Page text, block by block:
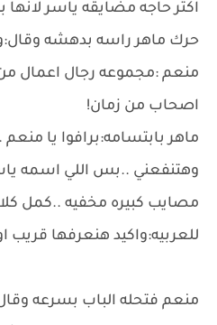
اكتر حاجه مضايقه ياسر
حرك ماهر راسه بدهشه
منعم :مجموعه رجال اعمال
اصحاب من زمان!
ماهر بابتسامه:برافوا يا
وهتنفعني ..بس اللي اسمه
مصايب كبيره مخفيه ..كمل
للعربيه:واكيد هنعرفها قريب
منعم فتحله الباب بسرعه